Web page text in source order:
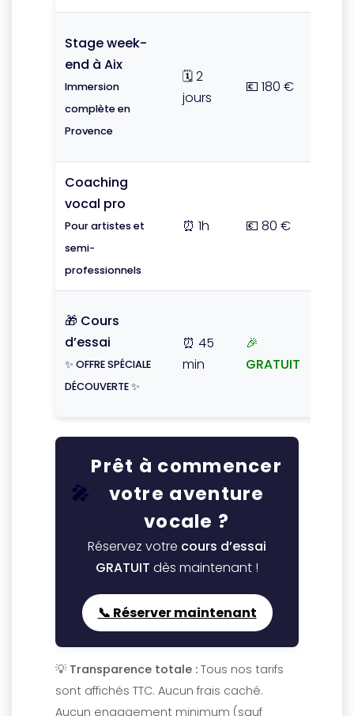
Stage week-
end à Aix
Immersion
complète en
Provence
🗓️ 2
jours
💶 180 €
Coaching
vocal pro
Pour artistes et
semi-
professionnels
⏰ 1h 💶 80 €
🎁 Cours
d’essai
✨ OFFRE SPÉCIALE
DÉCOUVERTE ✨
⏰ 45
min
🎉
GRATUIT
🎤
Prêt à commencer
votre aventure
vocale ?
Réservez votre cours d’essai
GRATUIT dès maintenant !
📞 Réserver maintenant
💡 Transparence totale : Tous nos tarifs
sont affichés TTC. Aucun frais caché.
Aucun engagement minimum (sauf